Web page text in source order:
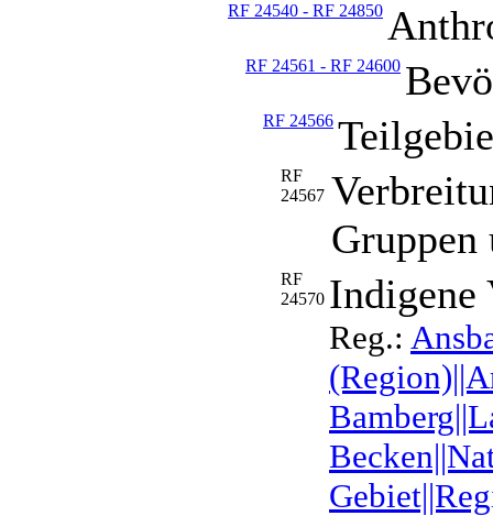
RF 24540 - RF 24850
RF 24561 - RF 24600
RF 24566
RF
24567
Gruppen
RF
24570 Indigene
Reg.: